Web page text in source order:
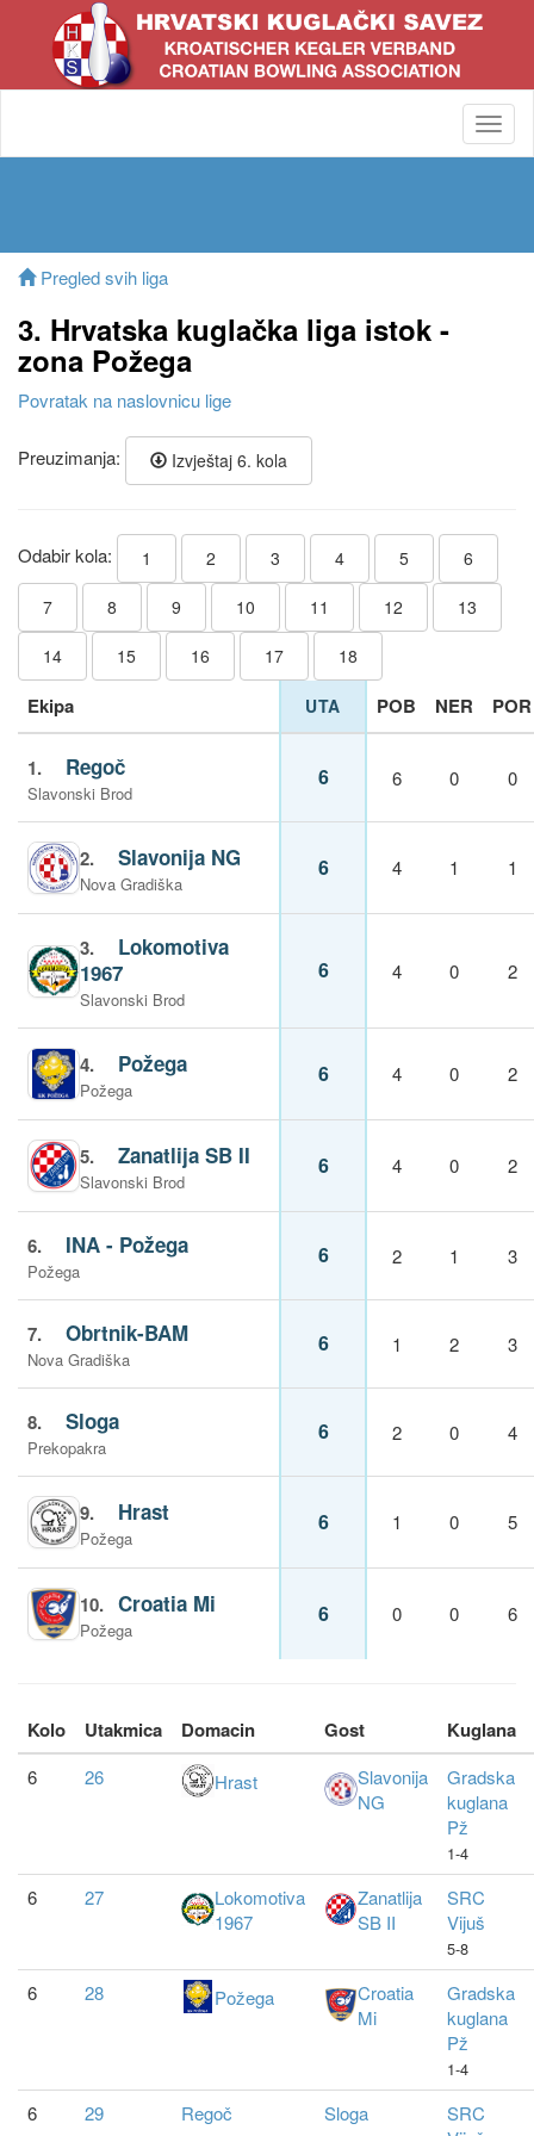
Pregled svih liga
3. Hrvatska kuglačka liga istok -
zona Požega
Povratak na naslovnicu lige
Preuzimanja: Izvještaj 6. kola
Odabir kola: 1 2 3 4 5 6
7 8 9 10 11 12 13
14 15 16 17 18
Ekipa UTA POB NER POR
1. Regoč
Slavonski Brod
6 6 0 0
2. Slavonija NG
Nova Gradiška
6 4 1 1
3.
Lokomotiva
1967
Slavonski Brod
6 4 0 2
4. Požega
Požega
6 4 0 2
5. Zanatlija SB II
Slavonski Brod
6 4 0 2
6. INA - Požega
Požega
6 2 1 3
7. Obrtnik-BAM
Nova Gradiška
6 1 2 3
8. Sloga
Prekopakra
6 2 0 4
9. Hrast
Požega
6 1 0 5
10. Croatia Mi
Požega
6 0 0 6
Kolo Utakmica Domacin Gost Kuglana
6 26 Hrast
Slavonija
NG
Gradska
kuglana
Pž
1-4
6 27
Lokomotiva
1967
Zanatlija
SB II
SRC
Vijuš
5-8
6 28 Požega
Croatia
Mi
Gradska
kuglana
Pž
1-4
6 29 Regoč Sloga
SRC